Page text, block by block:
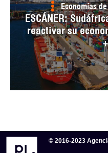
Economías
ESCÁNER:
reactivar su
© 2016-2023